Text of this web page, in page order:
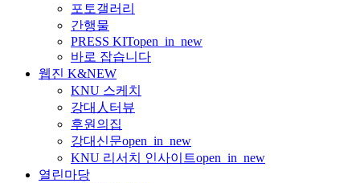
포토갤러리
간행물
PRESS KITopen_in_new
바로 잡습니다
웹진 K&NEW
KNU 스케치
강대人터뷰
후원의집
강대신문open_in_new
KNU 리서치 인사이트open_in_new
열린마당